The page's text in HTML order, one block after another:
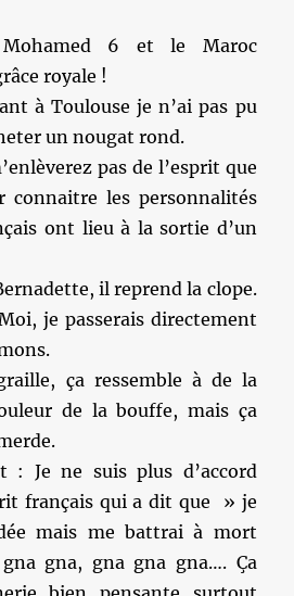
6 et le Maroc
royale !
à Toulouse je n’ai pas pu
un nougat rond.
pas de l’esprit que
connaitre les personnalités
ont lieu à la sortie d’un
il reprend la clope.
je passerais directement
ça ressemble à de la
de la bouffe, mais ça
: Je ne suis plus d’accord
français qui a dit que » je
mais me battrai à mort
gna, gna gna gna…. Ça